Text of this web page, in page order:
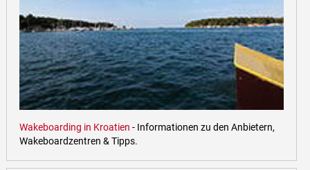
Wakeboarding in Kroatien - Informationen zu den Anbietern,
Wakeboardzentren & Tipps.